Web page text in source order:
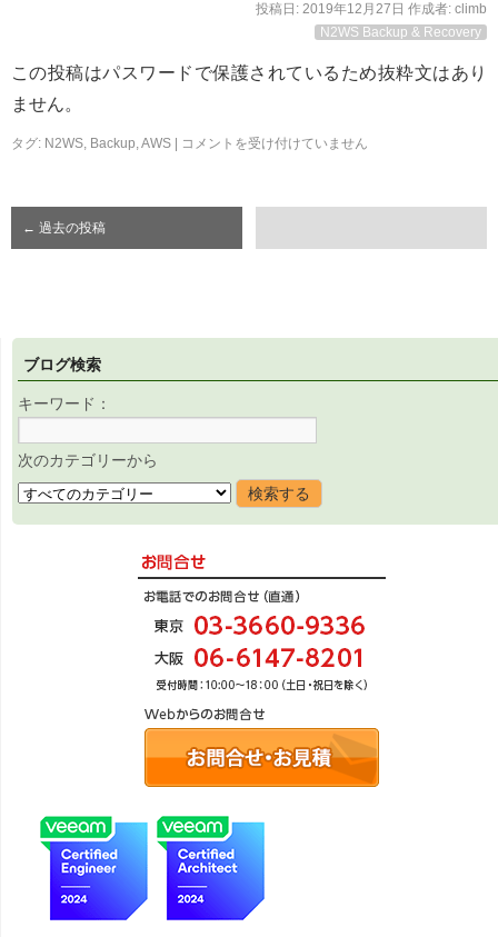
投稿日: 2019年12月27日 作成者: climb
N2WS Backup & Recovery
この投稿はパスワードで保護されているため抜粋文はあり
ません。
タグ: N2WS, Backup,AWS コメントを受け付けていません
← 過去の投稿
ブログ検索
キーワード：
次のカテゴリーから